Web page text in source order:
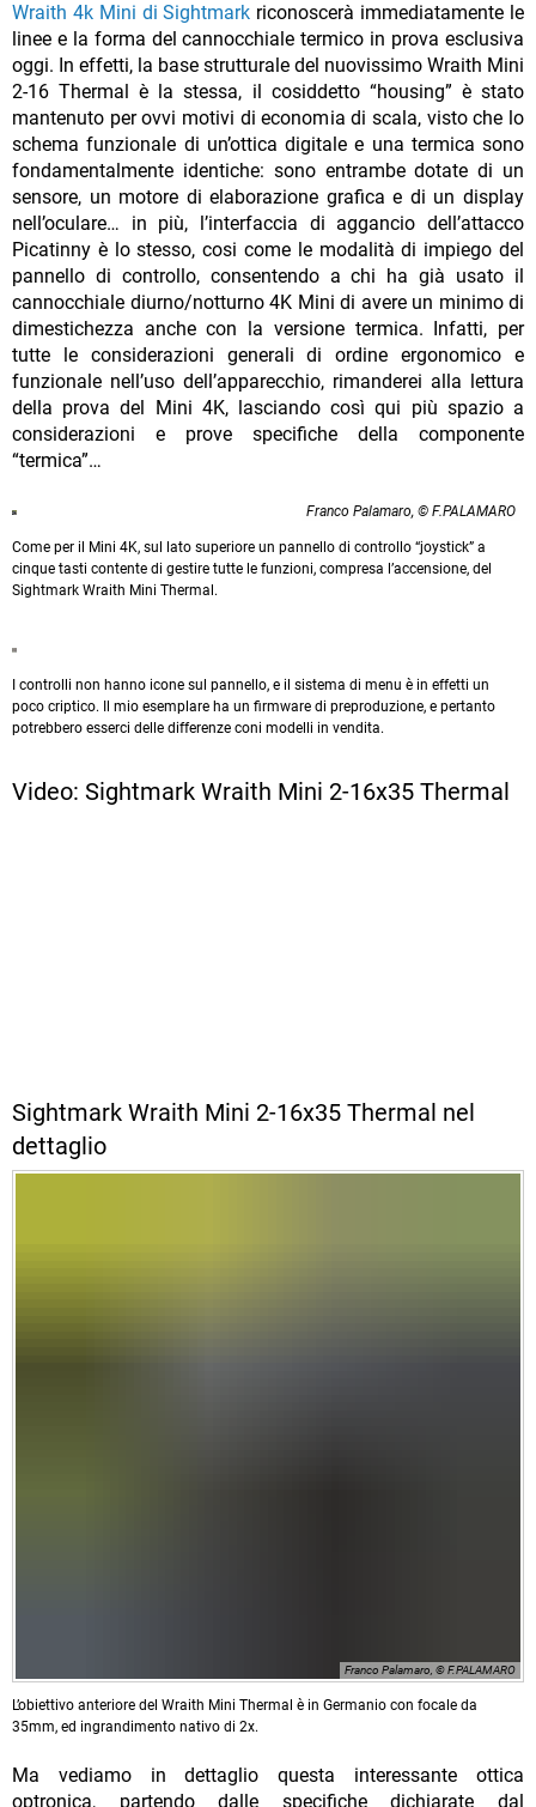
Wraith 4k Mini di Sightmark riconoscerà immediatamente le
linee e la forma del cannocchiale termico in prova esclusiva
oggi. In effetti, la base strutturale del nuovissimo Wraith Mini
2-16 Thermal è la stessa, il cosiddetto “housing” è stato
mantenuto per ovvi motivi di economia di scala, visto che lo
schema funzionale di un’ottica digitale e una termica sono
fondamentalmente identiche: sono entrambe dotate di un
sensore, un motore di elaborazione grafica e di un display
nell’oculare… in più, l’interfaccia di aggancio dell’attacco
Picatinny è lo stesso, cosi come le modalità di impiego del
pannello di controllo, consentendo a chi ha già usato il
cannocchiale diurno/notturno 4K Mini di avere un minimo di
dimestichezza anche con la versione termica. Infatti, per
tutte le considerazioni generali di ordine ergonomico e
funzionale nell’uso dell’apparecchio, rimanderei alla lettura
della prova del Mini 4K, lasciando così qui più spazio a
considerazioni e prove specifiche della componente
“termica”…
Franco Palamaro, © F.PALAMARO
Come per il Mini 4K, sul lato superiore un pannello di controllo “joystick” a
cinque tasti contente di gestire tutte le funzioni, compresa l’accensione, del
Sightmark Wraith Mini Thermal.
I controlli non hanno icone sul pannello, e il sistema di menu è in effetti un
poco criptico. Il mio esemplare ha un firmware di preproduzione, e pertanto
potrebbero esserci delle differenze coni modelli in vendita.
Video: Sightmark Wraith Mini 2-16x35 Thermal
Sightmark Wraith Mini 2-16x35 Thermal nel
dettaglio
Franco Palamaro, © F.PALAMARO
L’obiettivo anteriore del Wraith Mini Thermal è in Germanio con focale da
35mm, ed ingrandimento nativo di 2x.
Ma vediamo in dettaglio questa interessante ottica
optronica, partendo dalle specifiche dichiarate dal